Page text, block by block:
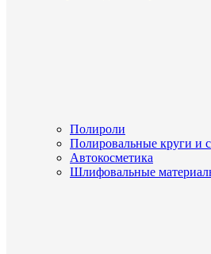
Полироли
Полировальные круги и
Автокосметика
Шлифовальные